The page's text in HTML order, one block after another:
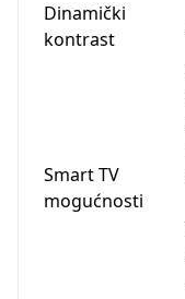
Dinamički
kontrast
Smart TV
mogućnosti